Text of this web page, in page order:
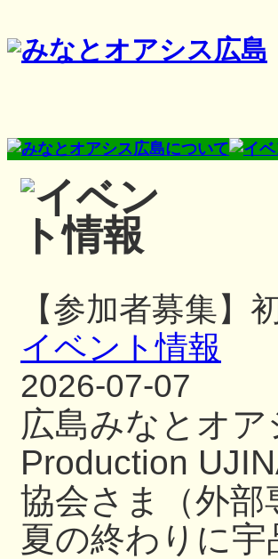
【参加者募集】
イベント情報
2026-07-07
広島みなとオ
Production
協会さま（外
夏の終わりに